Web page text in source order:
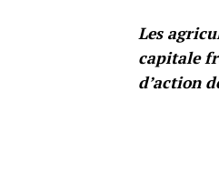
Les
capitale
d’action